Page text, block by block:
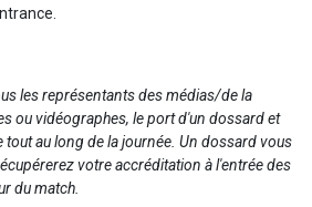
les représentants des médias/de la
ou vidéographes, le port d'un dossard et
au long de la journée. Un dossard vous
votre accréditation à l'entrée des
du match.